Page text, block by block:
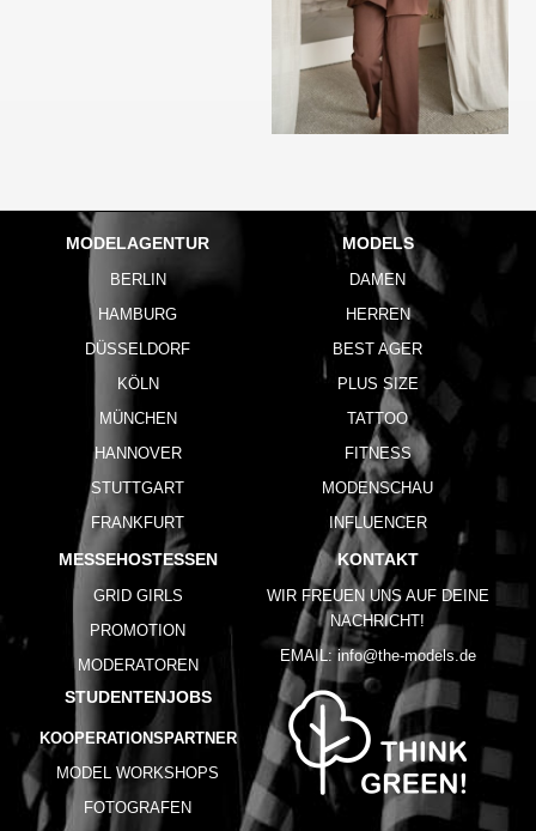
MODELAGENTUR
BERLIN
HAMBURG
DÜSSELDORF
KÖLN
MÜNCHEN
HANNOVER
STUTTGART
FRANKFURT
MODELS
DAMEN
HERREN
BEST AGER
PLUS SIZE
TATTOO
FITNESS
MODENSCHAU
INFLUENCER
MESSEHOSTESSEN
GRID GIRLS
PROMOTION
MODERATOREN
STUDENTENJOBS
KOOPERATIONSPARTNER
MODEL WORKSHOPS
FOTOGRAFEN
KONTAKT
WIR FREUEN UNS AUF DEINE
NACHRICHT!
EMAIL: info@the-models.de